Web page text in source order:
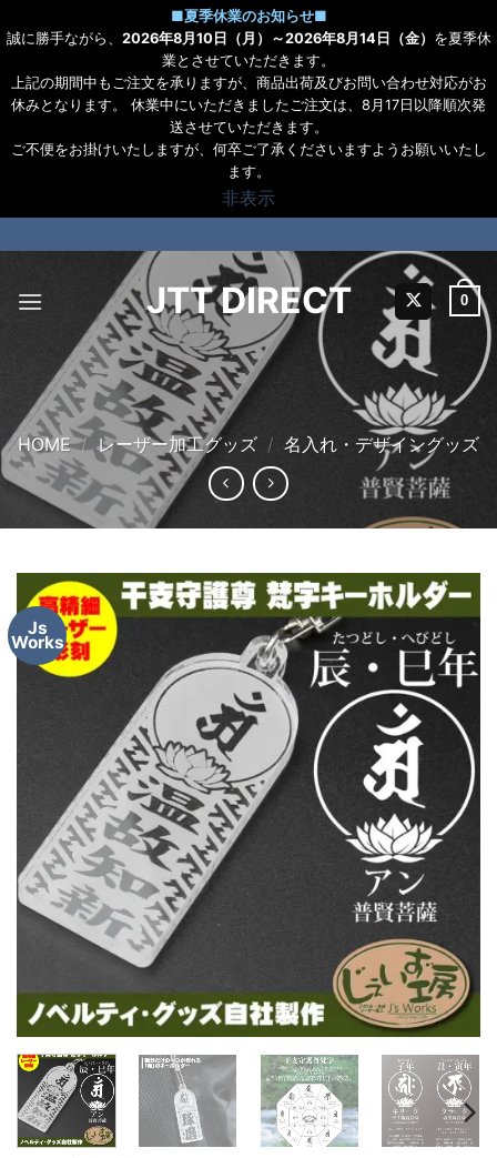
■夏季休業のお知らせ■
誠に勝手ながら、 2026年8月10日（月）～2026年8月14日（金） を夏季休
業とさせていただきます。
上記の期間中もご注文を承りますが、商品出荷及びお問い合わせ対応がお
休みとなります。 休業中にいただきましたご注文は、8月17日以降順次発
送させていただきます。
ご不便をお掛けいたしますが、何卒ご了承くださいますようお願いいたし
ます。
非表示
to
JTT DIRECT 0
HOME / レーザー加工グッズ / 名入れ・デザイングッズ
Js
Works